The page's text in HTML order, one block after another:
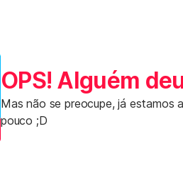
OPS! Alguém
Mas não se preocupe, já estamos
pouco ;D